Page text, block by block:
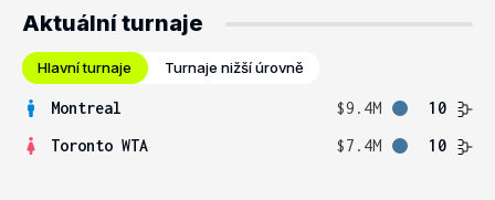
Aktuální turnaje
Hlavní turnaje Turnaje nižší úrovně
Montreal $9.4M
10
Toronto WTA
$7.4M 10